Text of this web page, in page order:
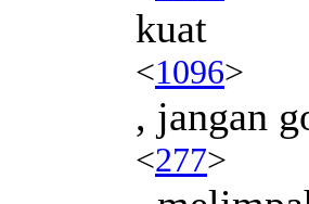
kuat
<1096>
, jangan
<277>